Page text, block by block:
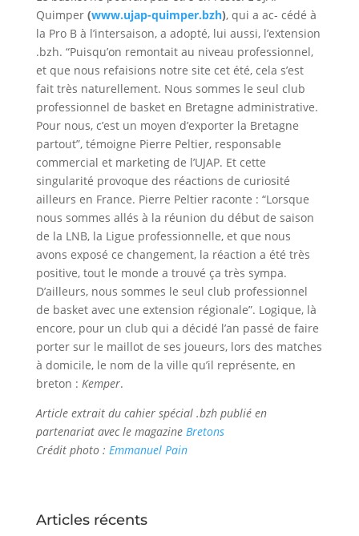
Quimper (www.ujap-quimper.bzh), qui a ac- cédé à
la Pro B à l’intersaison, a adopté, lui aussi, l’extension
.bzh. “Puisqu’on remontait au niveau professionnel,
et que nous refaisions notre site cet été, cela s’est
fait très naturellement. Nous sommes le seul club
professionnel de basket en Bretagne administrative.
Pour nous, c’est un moyen d’exporter la Bretagne
partout”, témoigne Pierre Peltier, responsable
commercial et marketing de l’UJAP. Et cette
singularité provoque des réactions de curiosité
ailleurs en France. Pierre Peltier raconte : “Lorsque
nous sommes allés à la réunion du début de saison
de la LNB, la Ligue professionnelle, et que nous
avons exposé ce changement, la réaction a été très
positive, tout le monde a trouvé ça très sympa.
D’ailleurs, nous sommes le seul club professionnel
de basket avec une extension régionale”. Logique, là
encore, pour un club qui a décidé l’an passé de faire
porter sur le maillot de ses joueurs, lors des matches
à domicile, le nom de la ville qu’il représente, en
breton : Kemper.
Article extrait du cahier spécial .bzh publié en
partenariat avec le magazine Bretons
Crédit photo : Emmanuel Pain
Articles récents